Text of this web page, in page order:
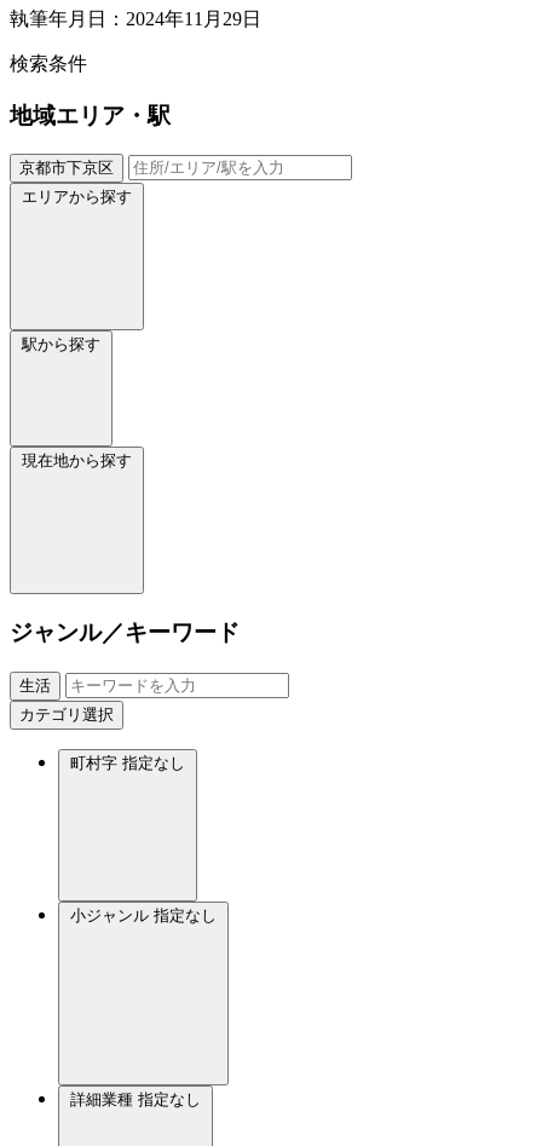
執筆年月日：2024年11月29日
検索条件
地域エリア・駅
京都市下京区
エリアから探す
駅から探す
現在地から探す
ジャンル／キーワード
生活
カテゴリ選択
町村字 指定なし
小ジャンル 指定なし
詳細業種 指定なし